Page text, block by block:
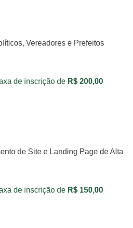
Vereadores e Prefeitos
de inscrição de R$ 200,00
de Site e Landing Page de Alta
de inscrição de R$ 150,00